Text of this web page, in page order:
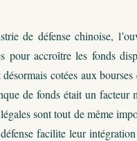
de défense chinoise,
pour accroître les fonds
cotées aux
de fonds était un facteur
sont tout de même
facilite leur